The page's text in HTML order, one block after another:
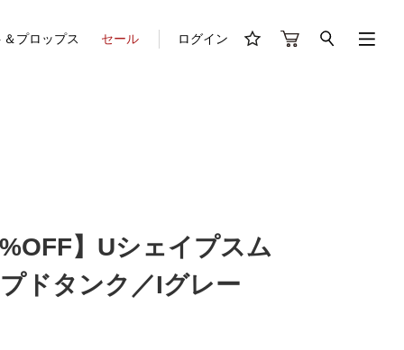
プロップス セール ログイン
】Uシェイプスム
ドタンク／Iグレー